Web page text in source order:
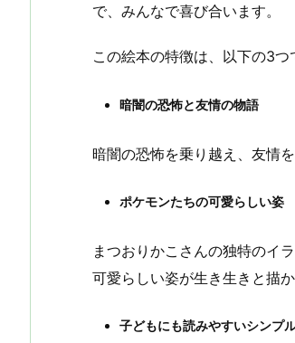
で、みんなで喜び合います。
この絵本の特徴は、以下の3つ
暗闇の恐怖と友情の物語
暗闇の恐怖を乗り越え、友情
ポケモンたちの可愛らしい姿
まつおりかこさんの独特のイ
可愛らしい姿が生き生きと描か
子どもにも読みやすいシンプ